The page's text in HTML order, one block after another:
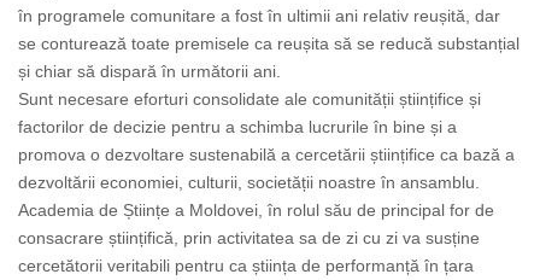
în programele comunitare a fost în ultimii ani relativ reușită, dar
se conturează toate premisele ca reușita să se reducă substanțial
și chiar să dispară în următorii ani.
Sunt necesare eforturi consolidate ale comunității științifice și
factorilor de decizie pentru a schimba lucrurile în bine și a
promova o dezvoltare sustenabilă a cercetării științifice ca bază a
dezvoltării economiei, culturii, societății noastre în ansamblu.
Academia de Științe a Moldovei, în rolul său de principal for de
consacrare științifică, prin activitatea sa de zi cu zi va susține
cercetătorii veritabili pentru ca știința de performanță în țara